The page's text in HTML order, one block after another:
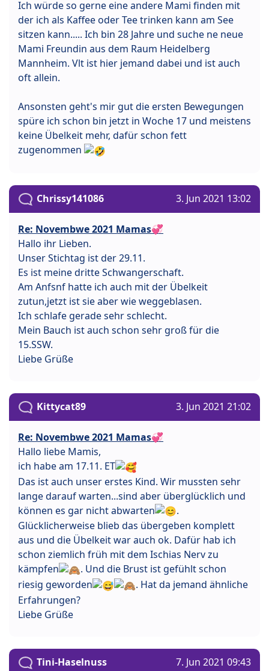
Ich würde so gerne eine andere Mami finden mit
der ich als Kaffee oder Tee trinken kann am See
sitzen kann..... Ich bin 28 Jahre und suche ne neue
Mami Freundin aus dem Raum Heidelberg
Mannheim. Vlt ist hier jemand dabei und ist auch
oft allein.
Ansonsten geht's mir gut die ersten Bewegungen
spüre ich schon bin jetzt in Woche 17 und meistens
keine Übelkeit mehr, dafür schon fett
zugenommen
Chrissy141086 3. Jun 2021 13:02
Re: Novembwe 2021 Mamas💞
Hallo ihr Lieben.
Unser Stichtag ist der 29.11.
Es ist meine dritte Schwangerschaft.
Am Anfsnf hatte ich auch mit der Übelkeit
zutun,jetzt ist sie aber wie weggeblasen.
Ich schlafe gerade sehr schlecht.
Mein Bauch ist auch schon sehr groß für die
15.SSW.
Liebe Grüße
Kittycat89 3. Jun 2021 21:02
Re: Novembwe 2021 Mamas💞
Hallo liebe Mamis,
ich habe am 17.11. ET
Das ist auch unser erstes Kind. Wir mussten sehr
lange darauf warten...sind aber überglücklich und
können es gar nicht abwarten
.
Glücklicherweise blieb das übergeben komplett
aus und die Übelkeit war auch ok. Dafür hab ich
schon ziemlich früh mit dem Ischias Nerv zu
kämpfen
. Und die Brust ist gefühlt schon
riesig geworden
. Hat da jemand ähnliche
Erfahrungen?
Liebe Grüße
Tini-Haselnuss 7. Jun 2021 09:43